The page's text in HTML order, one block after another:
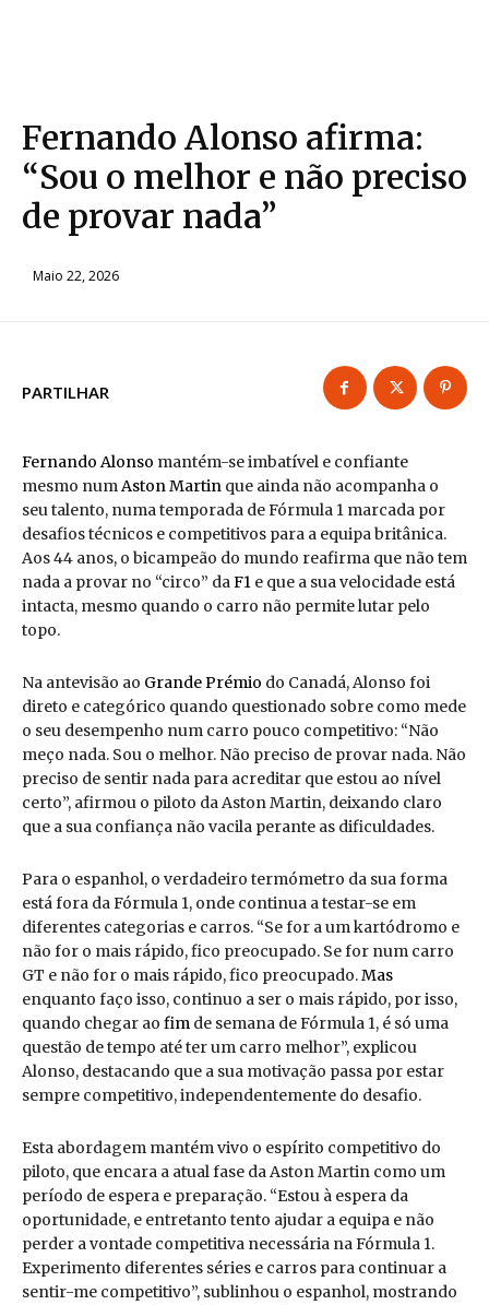
Fernando Alonso afirma:
“Sou o melhor e não preciso
de provar nada”
Maio 22, 2026
PARTILHAR
Fernando Alonso mantém-se imbatível e confiante
mesmo numAston Martin que ainda não acompanha o
seu talento, numa temporada de Fórmula 1 marcada por
desafios técnicos e competitivos para a equipa britânica.
Aos 44 anos, o bicampeão do mundo reafirma que não tem
nada a provar no “circo” daF1 e que a sua velocidade está
intacta, mesmo quando o carro não permite lutar pelo
topo.
Na antevisão ao Grande Prémio do Canadá, Alonso foi
direto e categórico quando questionado sobre como mede
o seu desempenho num carro pouco competitivo: “Não
meço nada. Sou o melhor. Não preciso de provar nada. Não
preciso de sentir nada para acreditar que estou ao nível
certo”, afirmou o piloto da Aston Martin, deixando claro
que a sua confiança não vacila perante as dificuldades.
Para o espanhol, o verdadeiro termómetro da sua forma
está fora da Fórmula 1, onde continua a testar-se em
diferentes categorias e carros. “Se for a um kartódromo e
não for o mais rápido, fico preocupado. Se for num carro
GT e não for o mais rápido, fico preocupado.Mas
enquanto faço isso, continuo a ser o mais rápido, por isso,
quando chegar ao fim de semana de Fórmula 1, é só uma
questão de tempo até ter um carro melhor”, explicou
Alonso, destacando que a sua motivação passa por estar
sempre competitivo, independentemente do desafio.
Esta abordagem mantém vivo o espírito competitivo do
piloto, que encara a atual fase da Aston Martin como um
período de espera e preparação. “Estou à espera da
oportunidade, e entretanto tento ajudar a equipa e não
perder a vontade competitiva necessária na Fórmula 1.
Experimento diferentes séries e carros para continuar a
sentir-me competitivo”, sublinhou o espanhol, mostrando